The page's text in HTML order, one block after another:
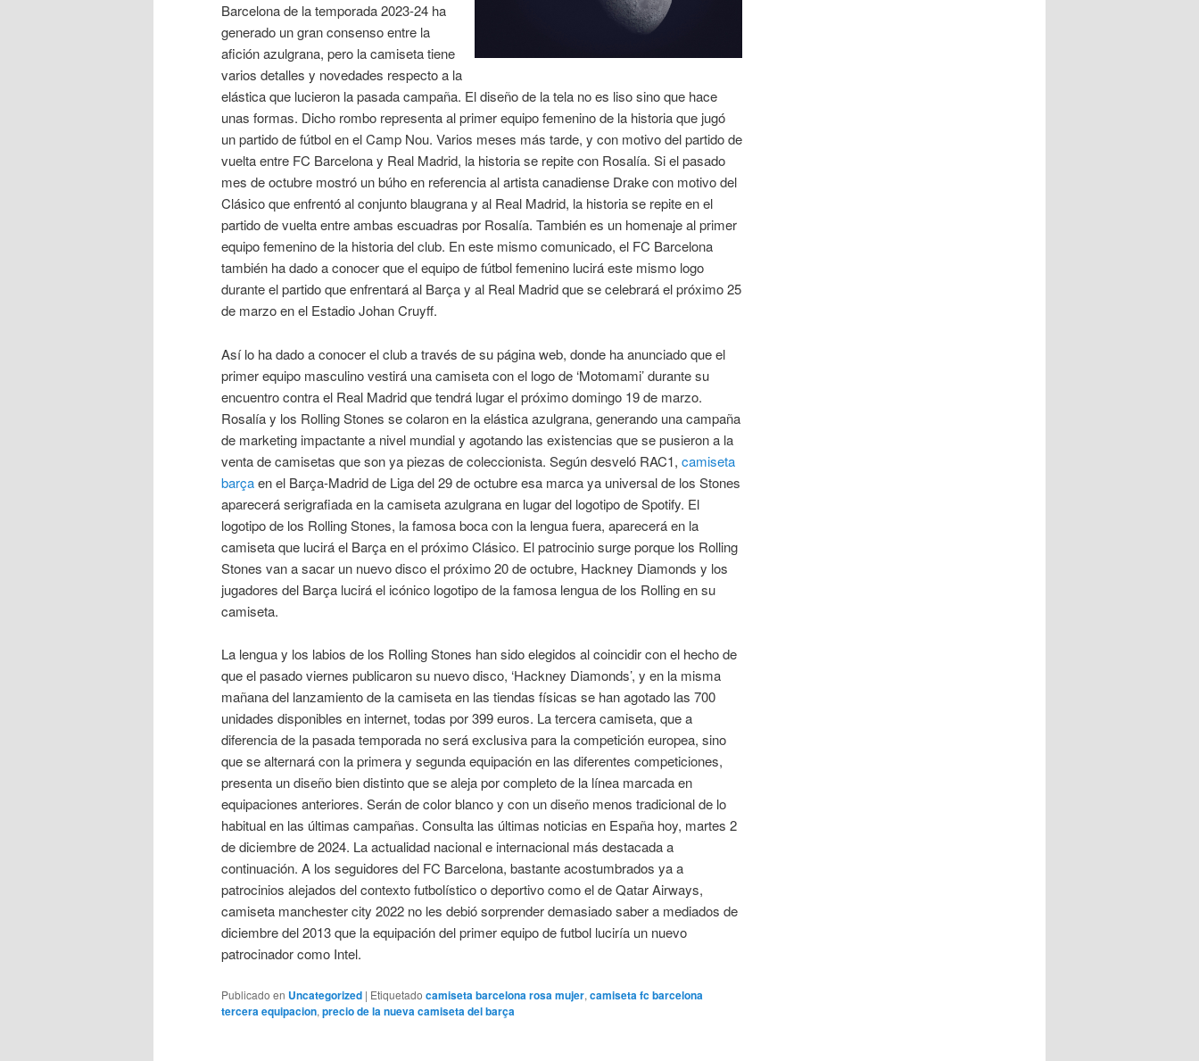
Barcelona de la temporada 2023-24 ha
generado un gran consenso entre la
afición azulgrana, pero la camiseta tiene
varios detalles y novedades respecto a la
elástica que lucieron la pasada campaña. El diseño de la tela no es liso sino que hace
unas formas. Dicho rombo representa al primer equipo femenino de la historia que jugó
un partido de fútbol en el Camp Nou. Varios meses más tarde, y con motivo del partido de
vuelta entre FC Barcelona y Real Madrid, la historia se repite con Rosalía. Si el pasado
mes de octubre mostró un búho en referencia al artista canadiense Drake con motivo del
Clásico que enfrentó al conjunto blaugrana y al Real Madrid, la historia se repite en el
partido de vuelta entre ambas escuadras por Rosalía. También es un homenaje al primer
equipo femenino de la historia del club. En este mismo comunicado, el FC Barcelona
también ha dado a conocer que el equipo de fútbol femenino lucirá este mismo logo
durante el partido que enfrentará al Barça y al Real Madrid que se celebrará el próximo 25
de marzo en el Estadio Johan Cruyff.
Así lo ha dado a conocer el club a través de su página web, donde ha anunciado que el
primer equipo masculino vestirá una camiseta con el logo de ‘Motomami’ durante su
encuentro contra el Real Madrid que tendrá lugar el próximo domingo 19 de marzo.
Rosalía y los Rolling Stones se colaron en la elástica azulgrana, generando una campaña
de marketing impactante a nivel mundial y agotando las existencias que se pusieron a la
venta de camisetas que son ya piezas de coleccionista. Según desveló RAC1, camiseta
barçaen el Barça-Madrid de Liga del 29 de octubre esa marca ya universal de los Stones
aparecerá serigrafiada en la camiseta azulgrana en lugar del logotipo de Spotify. El
logotipo de los Rolling Stones, la famosa boca con la lengua fuera, aparecerá en la
camiseta que lucirá el Barça en el próximo Clásico. El patrocinio surge porque los Rolling
Stones van a sacar un nuevo disco el próximo 20 de octubre, Hackney Diamonds y los
jugadores del Barça lucirá el icónico logotipo de la famosa lengua de los Rolling en su
camiseta.
La lengua y los labios de los Rolling Stones han sido elegidos al coincidir con el hecho de
que el pasado viernes publicaron su nuevo disco, ‘Hackney Diamonds’, y en la misma
mañana del lanzamiento de la camiseta en las tiendas físicas se han agotado las 700
unidades disponibles en internet, todas por 399 euros. La tercera camiseta, que a
diferencia de la pasada temporada no será exclusiva para la competición europea, sino
que se alternará con la primera y segunda equipación en las diferentes competiciones,
presenta un diseño bien distinto que se aleja por completo de la línea marcada en
equipaciones anteriores. Serán de color blanco y con un diseño menos tradicional de lo
habitual en las últimas campañas. Consulta las últimas noticias en España hoy, martes 2
de diciembre de 2024. La actualidad nacional e internacional más destacada a
continuación. A los seguidores del FC Barcelona, bastante acostumbrados ya a
patrocinios alejados del contexto futbolístico o deportivo como el de Qatar Airways,
camiseta manchester city 2022 no les debió sorprender demasiado saber a mediados de
diciembre del 2013 que la equipación del primer equipo de futbol luciría un nuevo
patrocinador como Intel.
Publicado en Uncategorized | Etiquetado camiseta barcelona rosa mujer, camiseta fc barcelona
tercera equipacion, precio de la nueva camiseta del barça